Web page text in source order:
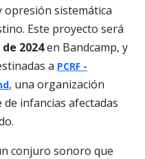
opresión sistemática
Este proyecto será
2024en Bandcamp, y
a PCRF -
, una organización
infancias afectadas
conjuro sonoro que